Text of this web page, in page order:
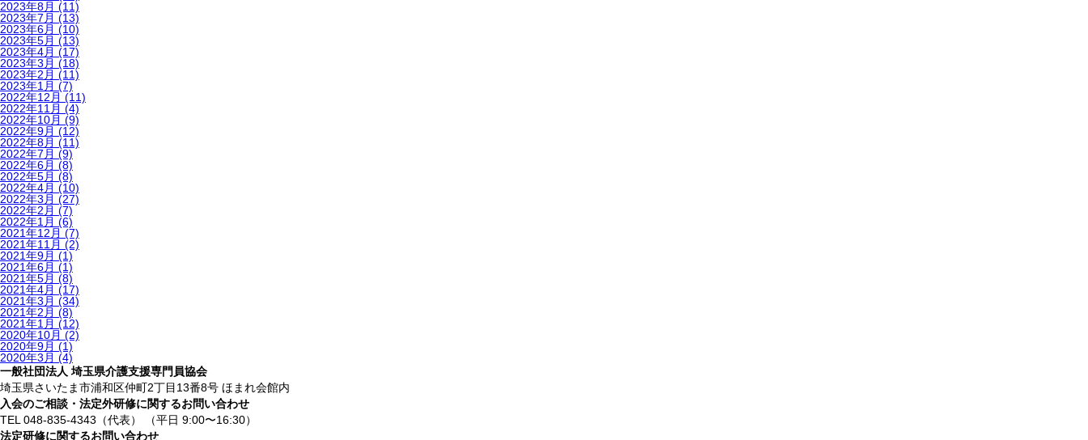
2023年8月 (11)
2023年7月 (13)
2023年6月 (10)
2023年5月 (13)
2023年4月 (17)
2023年3月 (18)
2023年2月 (11)
2023年1月 (7)
2022年12月 (11)
2022年11月 (4)
2022年10月 (9)
2022年9月 (12)
2022年8月 (11)
2022年7月 (9)
2022年6月 (8)
2022年5月 (8)
2022年4月 (10)
2022年3月 (27)
2022年2月 (7)
2022年1月 (6)
2021年12月 (7)
2021年11月 (2)
2021年9月 (1)
2021年6月 (1)
2021年5月 (8)
2021年4月 (17)
2021年3月 (34)
2021年2月 (8)
2021年1月 (12)
2020年10月 (2)
2020年9月 (1)
2020年3月 (4)
一般社団法人 埼玉県介護支援専門員協会
埼玉県さいたま市浦和区仲町2丁目13番8号 ほまれ会館内
入会のご相談・法定外研修に関するお問い合わせ
TEL 048-835-4343（代表）
（平日 9:00〜16:30）
法定研修に関するお問い合わせ